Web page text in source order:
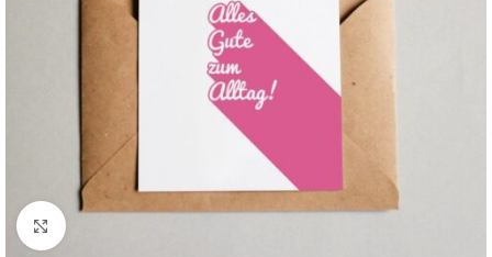
Komplette Ansicht